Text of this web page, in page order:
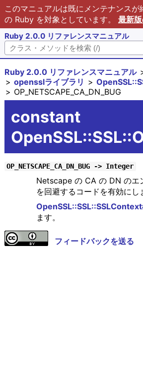
このマニュアルは既にメンテナンスが
の Ruby を対象としています。 最新
Ruby 2.0.0 リファレンスマニュアル
Ruby 2.0.0 リファレンスマニュアル
opensslライブラリ
OP_NETSCAPE_CA_DN_BUG
constant
OP_NETSCAPE_CA_DN_BUG -> Integer
Netscape の CA の DN のエ
を回避するコードを有効にし
ます。
フィードバックを送る